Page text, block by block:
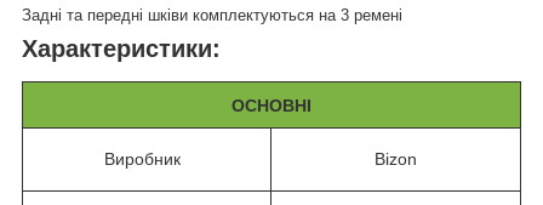
Задні та передні шківи комплектуються на 3 ремені
Характеристики:
ОСНОВНІ
Виробник Bizon